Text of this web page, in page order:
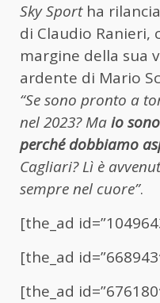
Sky Sportha
di Claudio Ranieri,
margine della sua
ardente di Mario
“Se sono pronto a
nel 2023? Maio
perché dobbiamo
Cagliari? Lì è
sempre nel cuore”.
[the_ad
[the_ad
[the_ad